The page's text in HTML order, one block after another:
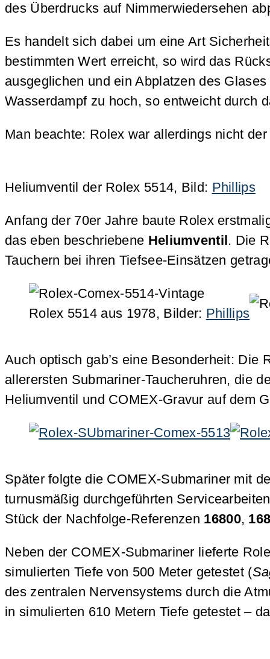
des Überdrucks auf Nimmerwiedersehen
Es handelt sich dabei um eine Art
bestimmten Wert erreicht, so wird das
ausgeglichen und ein Abplatzen des
Wasserdampf zu hoch, so entweicht durch
Man beachte: Rolex war allerdings nicht
Heliumventil der Rolex 5514, Bild: Phillips
Anfang der 70er Jahre baute Rolex
das eben beschriebene Heliumventil. Die
Tauchern bei ihren Tiefsee-Einsätzen
Rolex 5514 aus 1978, Bilder: Phillips
Auch optisch gab’s eine Besonderheit: Die
allerersten Submariner-Taucheruhren, die
Heliumventil und COMEX-Gravur auf dem
Später folgte die COMEX-Submariner mit
turnusmäßig durchgeführten
Stück der Nachfolge-Referenzen 16800,
Neben der COMEX-Submariner lieferte
simulierten Tiefe von 500 Meter getestet (
des zentralen Nervensystems durch die
in simulierten 610 Metern Tiefe getestet –